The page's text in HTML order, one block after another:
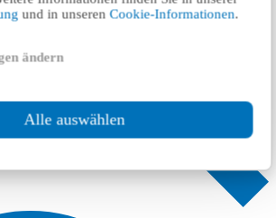
und in unserenCookie-Informationen.
ändern
Alle auswählen